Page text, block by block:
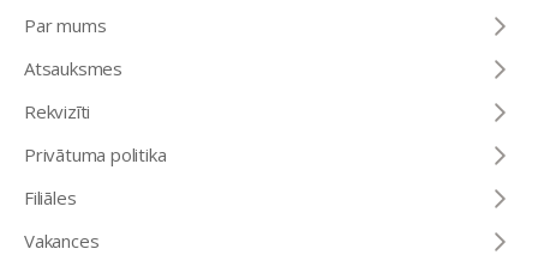
Par mums
Atsauksmes
Rekvizīti
Privātuma politika
Filiāles
Vakances